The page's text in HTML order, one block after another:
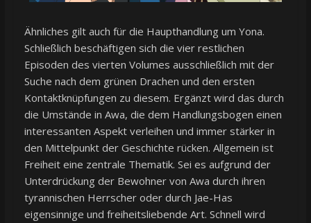
Ähnliches gilt auch für die Haupthandlung um Yona.
Schließlich beschäftigen sich die vier restlichen
Episoden des vierten Volumes ausschließlich mit der
Suche nach dem grünen Drachen und den ersten
Kontaktknüpfungen zu diesem. Ergänzt wird das durch
die Umstände in Awa, die dem Handlungsbogen einen
interessanten Aspekt verleihen und immer stärker in
den Mittelpunkt der Geschichte rücken. Allgemein ist
Freiheit eine zentrale Thematik. Sei es aufgrund der
Unterdrückung der Bewohner von Awa durch ihren
tyrannischen Herrscher oder durch Jae-Has
eigensinnige und freiheitsliebende Art. Schnell wird